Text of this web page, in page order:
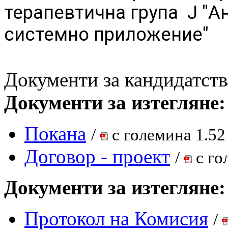
терапевтична група J
системно приложение"
Документи за
Документи за изтегляне:
Покана / с големина
Договор - проект / с
Документи за изтегляне:
Протокол на Комисия /